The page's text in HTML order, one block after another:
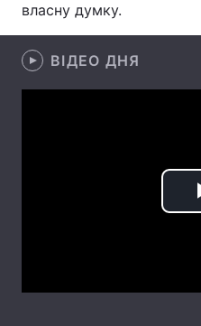
Цікавинки
Екологія
Лонгріди
власну думку.
ВІДЕО ДНЯ